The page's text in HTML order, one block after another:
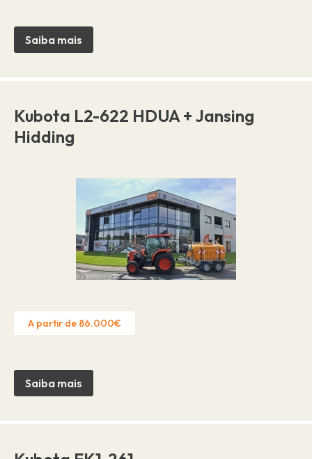
Saiba mais
Kubota L2-622 HDUA + Jansing
Hidding
A partir de 86.000€
Saiba mais